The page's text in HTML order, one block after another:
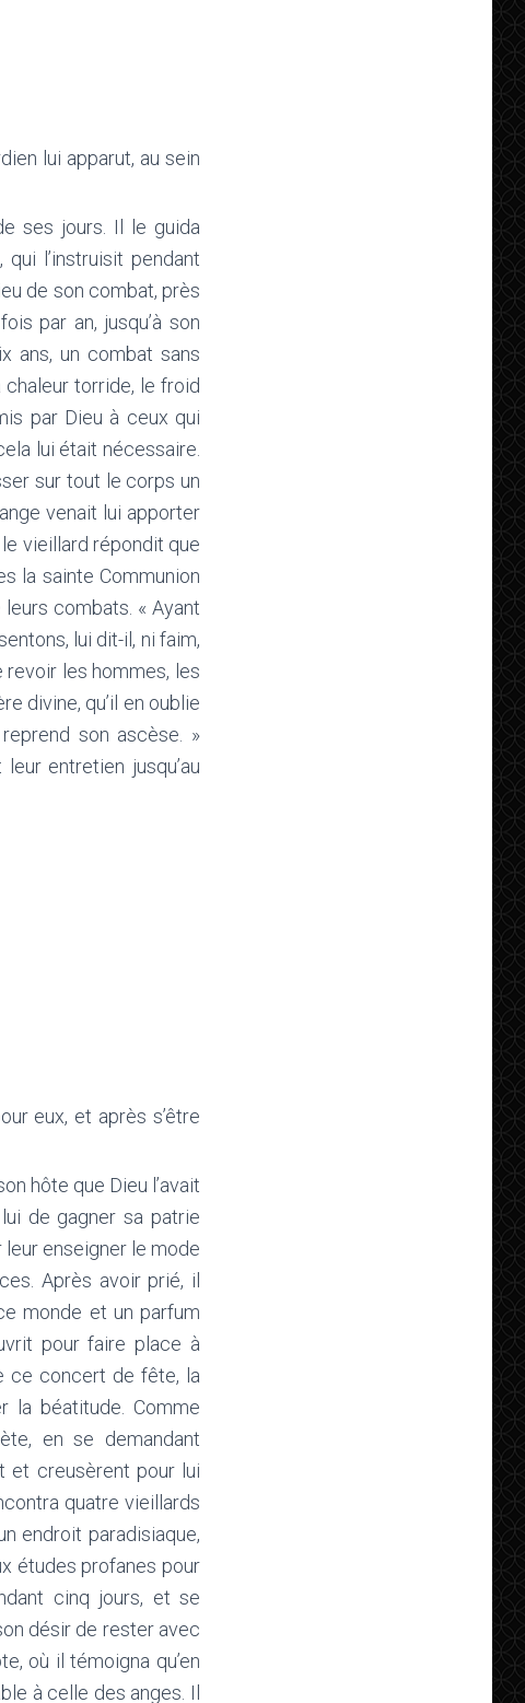
lui apparut, au sein
ses jours. Il le guida
l’instruisit pendant
de son combat, près
par an, jusqu’à son
ans, un combat sans
torride, le froid
par Dieu à ceux qui
lui était nécessaire.
sur tout le corps un
venait lui apporter
vieillard répondit que
la sainte Communion
combats. « Ayant
lui dit-il, ni faim,
revoir les hommes, les
divine, qu’il en oublie
son ascèse. »
entretien jusqu’au
eux, et après s’être
hôte que Dieu l’avait
de gagner sa patrie
leur enseigner le mode
Après avoir prié, il
monde et un parfum
pour faire place à
ce concert de fête, la
la béatitude. Comme
en se demandant
et creusèrent pour lui
quatre vieillards
endroit paradisiaque,
études profanes pour
cinq jours, et se
désir de rester avec
où il témoigna qu’en
à celle des anges. Il